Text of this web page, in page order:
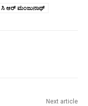
ಸಿ ಆರ್‌ ಮಂಜುನಾಥ್‌
Next article